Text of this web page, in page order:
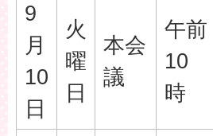
9
月
10
日
火
曜
日
本会
議
午前
10
時